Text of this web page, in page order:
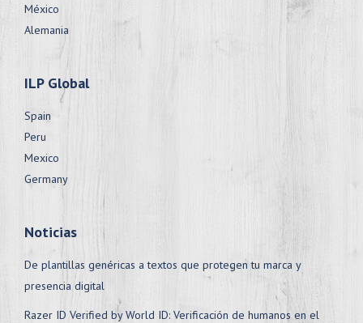
México
Alemania
ILP Global
Spain
Peru
Mexico
Germany
Noticias
De plantillas genéricas a textos que protegen tu marca y
presencia digital
Razer ID Verified by World ID: Verificación de humanos en el